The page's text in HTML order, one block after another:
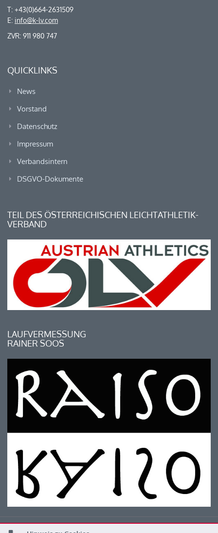
T: +43(0)664-2631509
E: info@k-lv.com
ZVR: 911 980 747
QUICKLINKS
News
Vorstand
Datenschutz
Impressum
Verbandsintern
DSGVO-Dokumente
TEIL DES ÖSTERREICHISCHEN LEICHTATHLETIK-
VERBAND
LAUFVERMESSUNG
RAINER SOOS